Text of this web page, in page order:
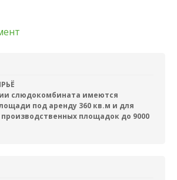
слюдокомбината имеются
под аренду 360 кв.м и для
площадок до 9000